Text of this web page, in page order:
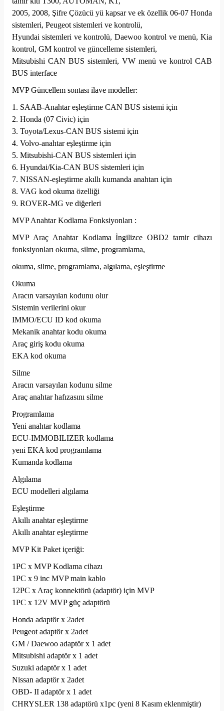
2005, 2008, Şifre Çözücü yü kapsar ve ek özellik 06-07 Honda
sistemleri, Peugeot sistemleri ve kontrolü,
Hyundai sistemleri ve kontrolü, Daewoo kontrol ve menü, Kia
kontrol, GM kontrol ve güncelleme sistemleri,
Mitsubishi CAN BUS sistemleri, VW menü ve kontrol CAB
BUS interface
MVP Güncellem sontası ilave modeller:
1. SAAB-Anahtar eşleştirme CAN BUS sistemi için
2. Honda (07 Civic) için
3. Toyota/Lexus-CAN BUS sistemi için
4. Volvo-anahtar eşleştirme için
5. Mitsubishi-CAN BUS sistemleri için
6. Hyundai/Kia-CAN BUS sistemleri için
7. NISSAN-eşleştirme akıllı kumanda anahtarı için
8. VAG kod okuma özelliği
9. ROVER-MG ve diğerleri
MVP Anahtar Kodlama Fonksiyonları :
MVP Araç Anahtar Kodlama İngilizce OBD2 tamir cihazı
fonksiyonları okuma, silme, programlama,
okuma, silme, programlama, algılama, eşleştirme
Okuma
Aracın varsayılan kodunu olur
Sistemin verilerini okur
IMMO/ECU ID kod okuma
Mekanik anahtar kodu okuma
Araç giriş kodu okuma
EKA kod okuma
Silme
Aracın varsayılan kodunu silme
Araç anahtar hafızasını silme
Programlama
Yeni anahtar kodlama
ECU-IMMOBILIZER kodlama
yeni EKA kod programlama
Kumanda kodlama
Algılama
ECU modelleri algılama
Eşleştirme
Akıllı anahtar eşleştirme
Akıllı anahtar eşleştirme
MVP Kit Paket içeriği:
1PC x MVP Kodlama cihazı
1PC x 9 inc MVP main kablo
12PC x Araç konnektörü (adaptör) için MVP
1PC x 12V MVP güç adaptörü
Honda adaptör x 2adet
Peugeot adaptör x 2adet
GM / Daewoo adaptör x 1 adet
Mitsubishi adaptör x 1 adet
Suzuki adaptör x 1 adet
Nissan adaptör x 2adet
OBD- II adaptör x 1 adet
CHRYSLER 138 adaptörü x1pc (yeni 8 Kasım eklenmiştir)